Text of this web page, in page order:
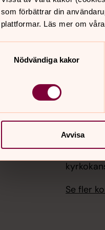
som förbättrar din
plattformar. Läs mer om
Nödvändiga kakor
Avvisa
Se fler